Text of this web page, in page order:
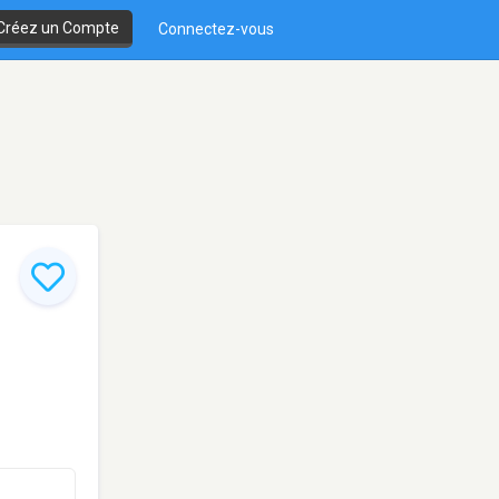
un Compte Connectez-vous